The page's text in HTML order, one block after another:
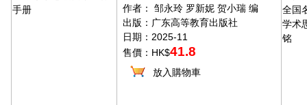
作者： 邹永玲 罗新妮 贺小瑞 编
出版：广东高等教育出版社
日期：2025-11
售價：HK$41.8
放入購物車